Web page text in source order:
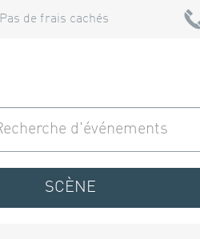
Pas de frais cachés
SCÈNE